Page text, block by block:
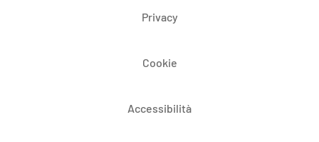
Privacy
Cookie
Accessibilità